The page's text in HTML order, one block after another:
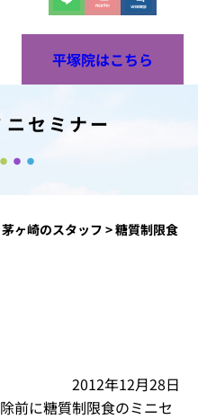
平塚院はこちら
セミナー
茅ヶ崎のスタッフ >糖質制限食
2012年12月28日
前に糖質制限食のミニセ